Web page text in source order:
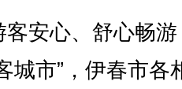
安心、舒心畅游
城市”，伊春市各